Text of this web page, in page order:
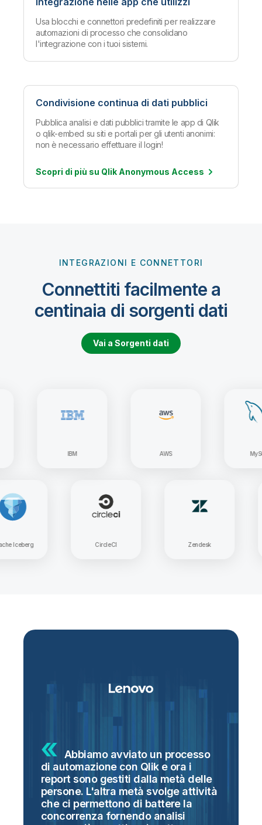
Usa blocchi e connettori predefiniti per realizzare
automazioni di processo che consolidano
l'integrazione con i tuoi sistemi.
Condivisione continua di dati pubblici
Pubblica analisi e dati pubblici tramite le app di Qlik
o qlik-embed su siti e portali per gli utenti anonimi:
non è necessario effettuare il login!
Scopri di più su Qlik Anonymous Access
INTEGRAZIONI E CONNETTORI
Connettiti facilmente a
centinaia di sorgenti dati
Vai a Sorgenti dati
Apache Iceberg Zendesk
Abbiamo avviato un processo
di automazione con Qlik e ora i
report sono gestiti dalla metà delle
persone. L'altra metà svolge attività
che ci permettono di battere la
concorrenza fornendo analisi